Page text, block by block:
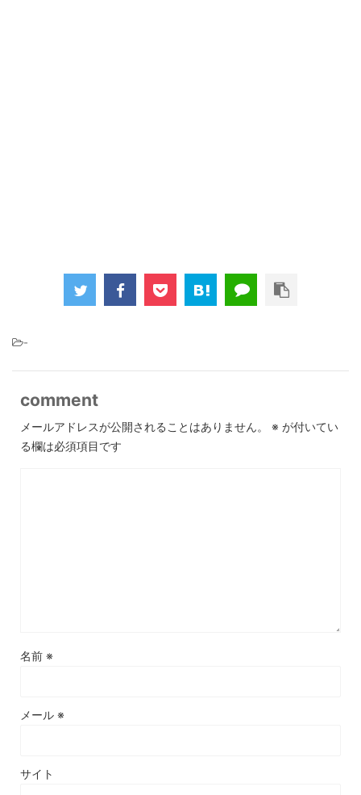
-
comment
メールアドレスが公開されることはありません。 ※ が付いてい
る欄は必須項目です
名前 ※
メール ※
サイト